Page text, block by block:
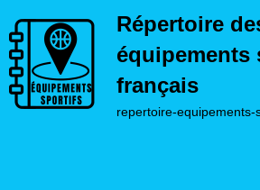
Répertoire
équipements
français
repertoire-equipements-